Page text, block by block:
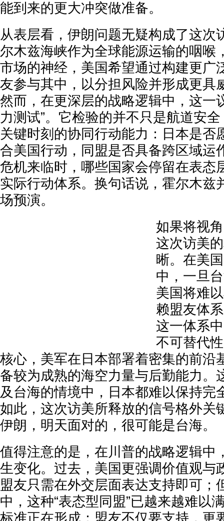
能到来的更大冲突做准备。
从表层看，伊朗问题无疑构成了这次
尔木兹海峡作为全球能源运输的咽喉
市场的神经，美国希望通过构建更广
友参与其中，以分担风险并形成更具
然而，在更深层的战略逻辑中，这一
力测试”。它检验的并不只是航道安
关键时刻的协同行动能力：日本是否
合美国行动，同盟是否具备跨区域运
危机来临时，哪些国家会停留在表态
实际行动体系。换句话说，霍尔木兹
场预演。
如果将视
这次访美
晰。在美
中，一旦
美国将难
赖盟友体
这一体系
不可替代
核心，美军在日本部署着密集的前沿
备较为成熟的海空力量与后勤能力。
及台海的情境中，日本都难以保持完
如此，这次访美所释放的信号格外
伊朗，明天面对的，很可能是台海。
值得注意的是，在川普的战略逻辑中
生变化。过去，美国更强调价值观与
盟友只需在外交层面表达支持即可；
中，这种“表态型同盟”已越来越难以
标准正在形成：盟友不仅要支持，更